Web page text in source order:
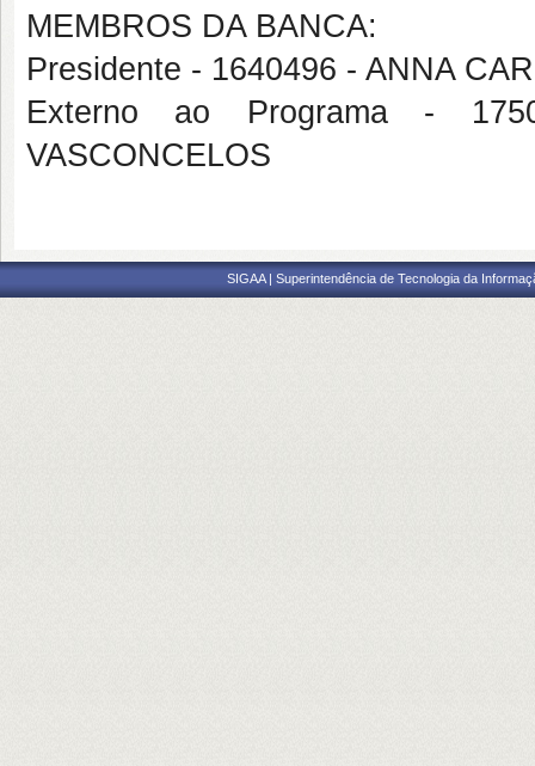
MEMBROS DA BANCA:
Presidente - 1640496 - ANNA
Externo ao Programa -
VASCONCELOS
SIGAA | Superintendência de Tecnologia da